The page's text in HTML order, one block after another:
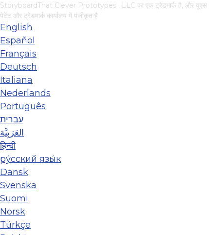
StoryboardThat Clever Prototypes , LLC का एक ट्रेडमार्क है, और यूएस
पेटेंट और ट्रेडमार्क कार्यालय में पंजीकृत है
English
Español
Français
Deutsch
Italiana
Nederlands
Português
עברית
العَرَبِيَّة
हिन्दी
ру́сский язы́к
Dansk
Svenska
Suomi
Norsk
Türkçe